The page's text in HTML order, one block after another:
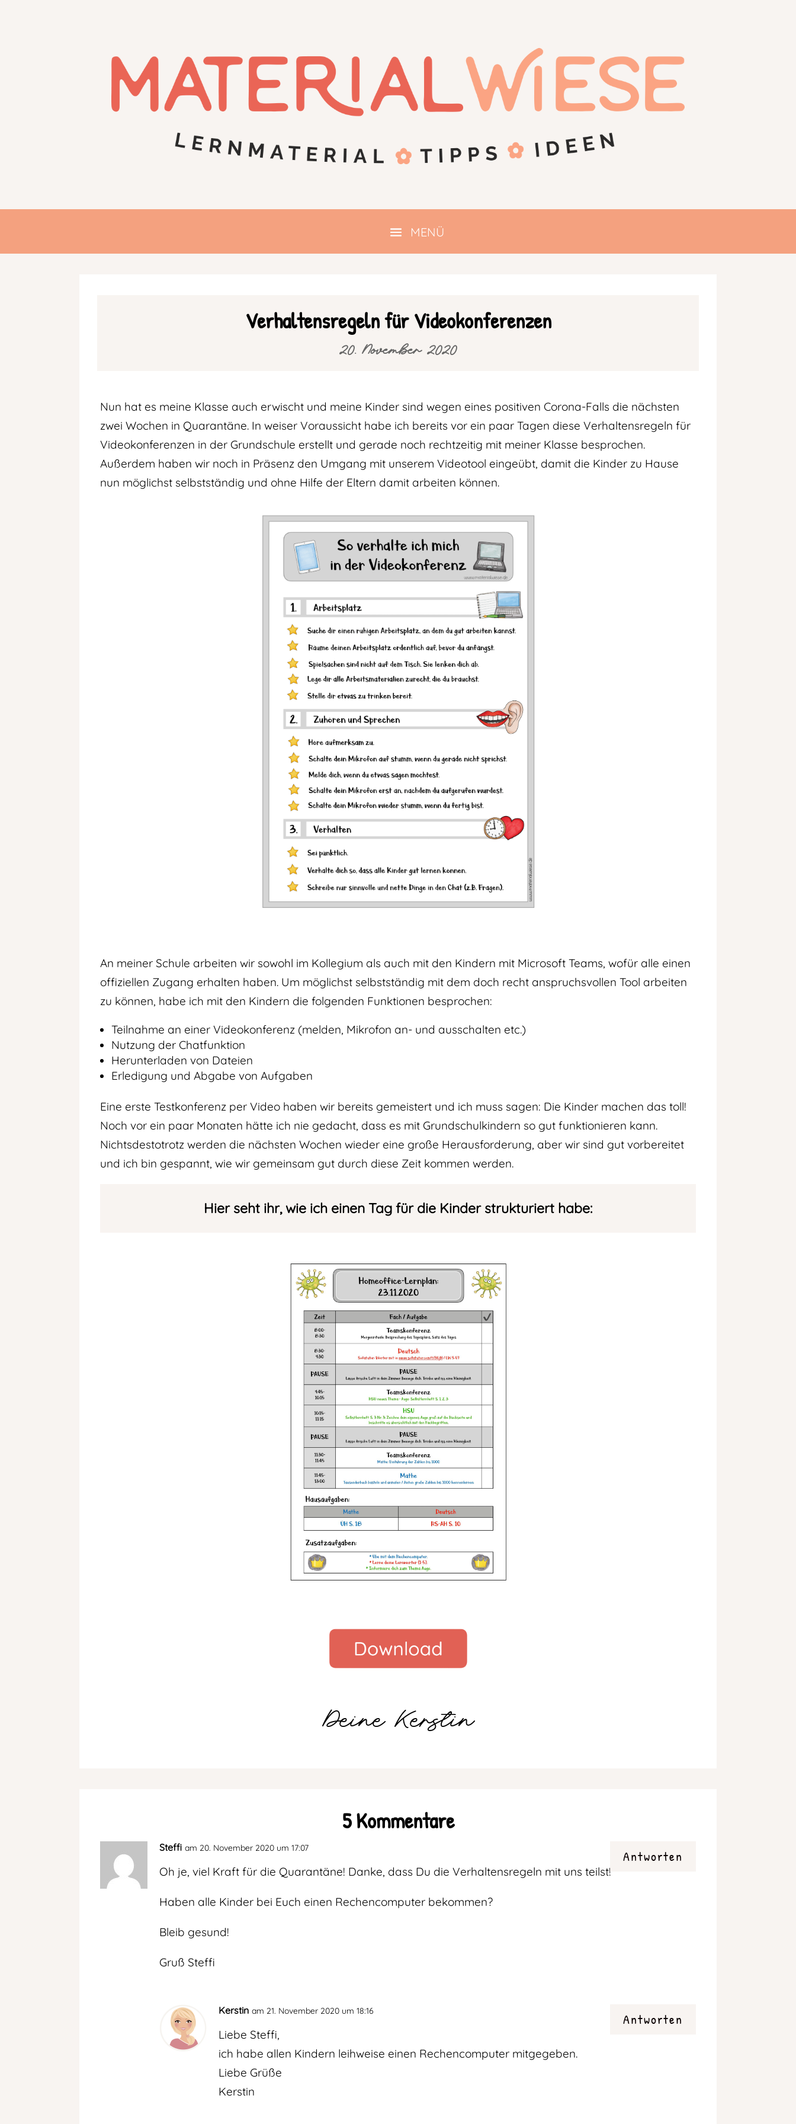
Verhaltensregeln für Videokonferenzen
20. November 2020
Nun hat es meine Klasse auch erwischt und meine Kinder sind wegen eines positiven Corona-Falls die nächsten
zwei Wochen in Quarantäne. In weiser Voraussicht habe ich bereits vor ein paar Tagen diese Verhaltensregeln für
Videokonferenzen in der Grundschule erstellt und gerade noch rechtzeitig mit meiner Klasse besprochen.
Außerdem haben wir noch in Präsenz den Umgang mit unserem Videotool eingeübt, damit die Kinder zu Hause
nun möglichst selbstständig und ohne Hilfe der Eltern damit arbeiten können.
An meiner Schule arbeiten wir sowohl im Kollegium als auch mit den Kindern mit Microsoft Teams, wofür alle einen
offiziellen Zugang erhalten haben. Um möglichst selbstständig mit dem doch recht anspruchsvollen Tool arbeiten
zu können, habe ich mit den Kindern die folgenden Funktionen besprochen:
Teilnahme an einer Videokonferenz (melden, Mikrofon an- und ausschalten etc.)
Nutzung der Chatfunktion
Herunterladen von Dateien
Erledigung und Abgabe von Aufgaben
Eine erste Testkonferenz per Video haben wir bereits gemeistert und ich muss sagen: Die Kinder machen das toll!
Noch vor ein paar Monaten hätte ich nie gedacht, dass es mit Grundschulkindern so gut funktionieren kann.
Nichtsdestotrotz werden die nächsten Wochen wieder eine große Herausforderung, aber wir sind gut vorbereitet
und ich bin gespannt, wie wir gemeinsam gut durch diese Zeit kommen werden.
Hier seht ihr, wie ich einen Tag für die Kinder strukturiert habe:
Deine Kerstin
5 Kommentare
Steffi am 20. November 2020 um 17:07
Oh je, viel Kraft für die Quarantäne! Danke, dass Du die Verhaltensregeln mit uns teilst!
Haben alle Kinder bei Euch einen Rechencomputer bekommen?
Bleib gesund!
Gruß Steffi
Antworten
Kerstin am 21. November 2020 um 18:16
Liebe Steffi,
ich habe allen Kindern leihweise einen Rechencomputer mitgegeben.
Liebe Grüße
Kerstin
Antworten